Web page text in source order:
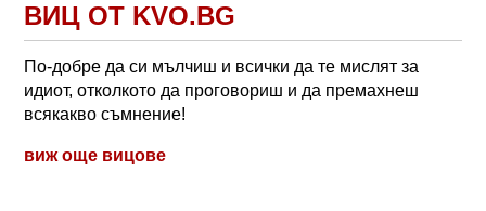
ВИЦ ОТ KVO.BG
По-добре да си мълчиш и всички да те мислят за
идиот, отколкото да проговориш и да премахнеш
всякакво съмнение!
виж още вицове